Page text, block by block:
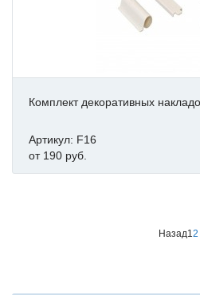
Комплект декоративных
Артикул: F16
от 190 руб.
Назад12